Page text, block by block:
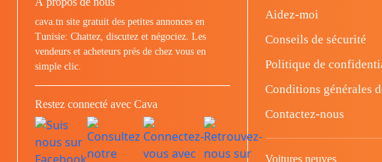
cava.tn site gratuit des petites annonces en
Tunisie: Chattez, discutez et négociez. Les
vendeurs et acheteurs prés de chez vous en
simple clic.
Restez connecté avec Cava
Aidez-moi
Conseils de sécurité
Politique de
Conditions générales
Contactez-nous
Voitures neuves